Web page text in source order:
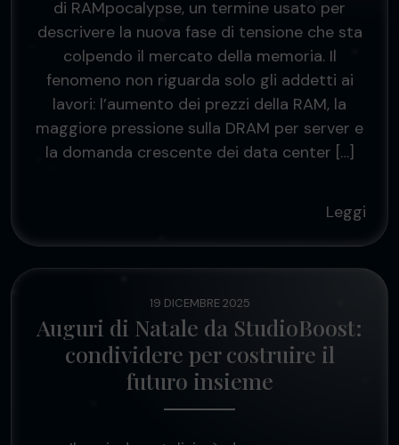
di RAMpocalypse, un termine usato per
descrivere la nuova fase di tensione che sta
colpendo il mercato della memoria. Il
fenomeno non riguarda solo gli addetti ai
lavori: l’aumento dei prezzi della RAM, la
maggiore pressione sulla DRAM per server e
la domanda crescente dei data center […]
Leggi
19 DICEMBRE 2025
Auguri di Natale da StudioBoost:
condividere per costruire il
futuro insieme